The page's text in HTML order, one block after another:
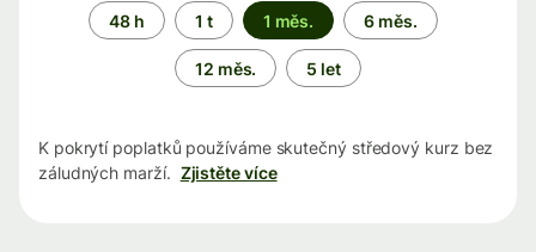
Časové
období
48 h 1 t 1 měs. 6 měs.
12 měs. 5 let
K pokrytí poplatků používáme skutečný středový kurz bez
záludných marží. Zjistěte více